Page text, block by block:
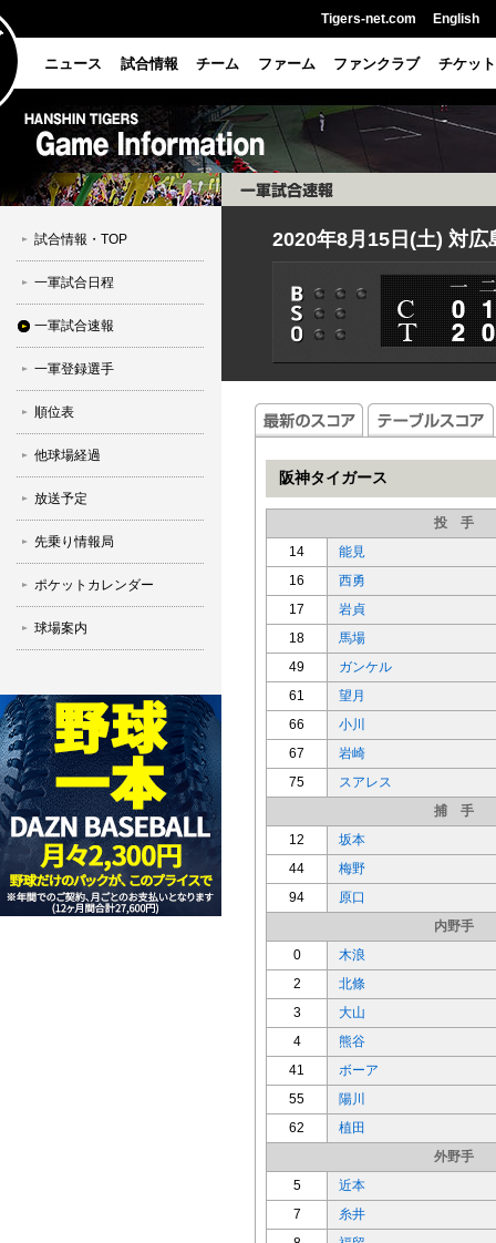
Tigers-net.com English
ニュース 試合情報 チーム ファーム ファンクラブ チケット
試合情報・TOP
一軍試合日程
一軍試合速報
一軍登録選手
順位表
他球場経過
放送予定
先乗り情報局
ポケットカレンダー
球場案内
2020年8月15日(土) 対広
阪神タイガース
投 手
14
能見
16
西勇
17
岩貞
18
馬場
49
ガンケル
61
望月
66
小川
67
岩崎
75
スアレス
捕 手
12
坂本
44
梅野
94
原口
内野手
0
木浪
2
北條
3
大山
4
熊谷
41
ボーア
55
陽川
62
植田
外野手
5
近本
7
糸井